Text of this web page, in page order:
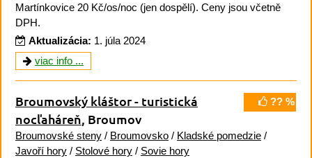
Martínkovice 20 Kč/os/noc (jen dospělí). Ceny jsou včetně
DPH.
Aktualizácia: 1. júla 2024
viac info ...
?? %
Broumovský kláštor - turistická
nocľaháreň, Broumov
Broumovské steny / Broumovsko / Kladské pomedzie /
Javoří hory / Stolové hory / Sovie hory